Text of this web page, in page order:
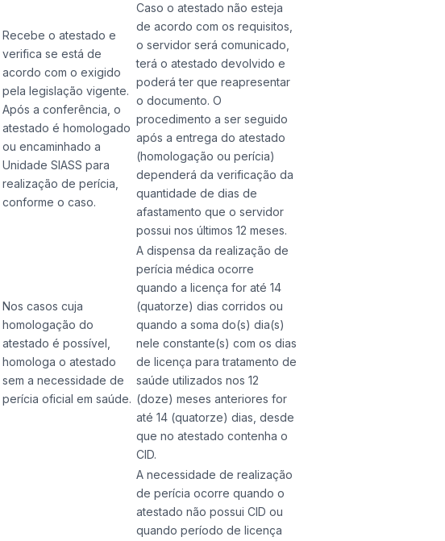
Recebe o atestado e
verifica se está de
acordo com o exigido
pela legislação vigente.
Após a conferência, o
atestado é homologado
ou encaminhado a
Unidade SIASS para
realização de perícia,
conforme o caso.
Caso o atestado não esteja
de acordo com os requisitos,
o servidor será comunicado,
terá o atestado devolvido e
poderá ter que reapresentar
o documento. O
procedimento a ser seguido
após a entrega do atestado
(homologação ou perícia)
dependerá da verificação da
quantidade de dias de
afastamento que o servidor
possui nos últimos 12 meses.
Nos casos cuja
homologação do
atestado é possível,
homologa o atestado
sem a necessidade de
perícia oficial em saúde.
A dispensa da realização de
perícia médica ocorre
quando a licença for até 14
(quatorze) dias corridos ou
quando a soma do(s) dia(s)
nele constante(s) com os dias
de licença para tratamento de
saúde utilizados nos 12
(doze) meses anteriores for
até 14 (quatorze) dias, desde
que no atestado contenha o
CID.
A necessidade de realização
de perícia ocorre quando o
atestado não possui CID ou
quando período de licença